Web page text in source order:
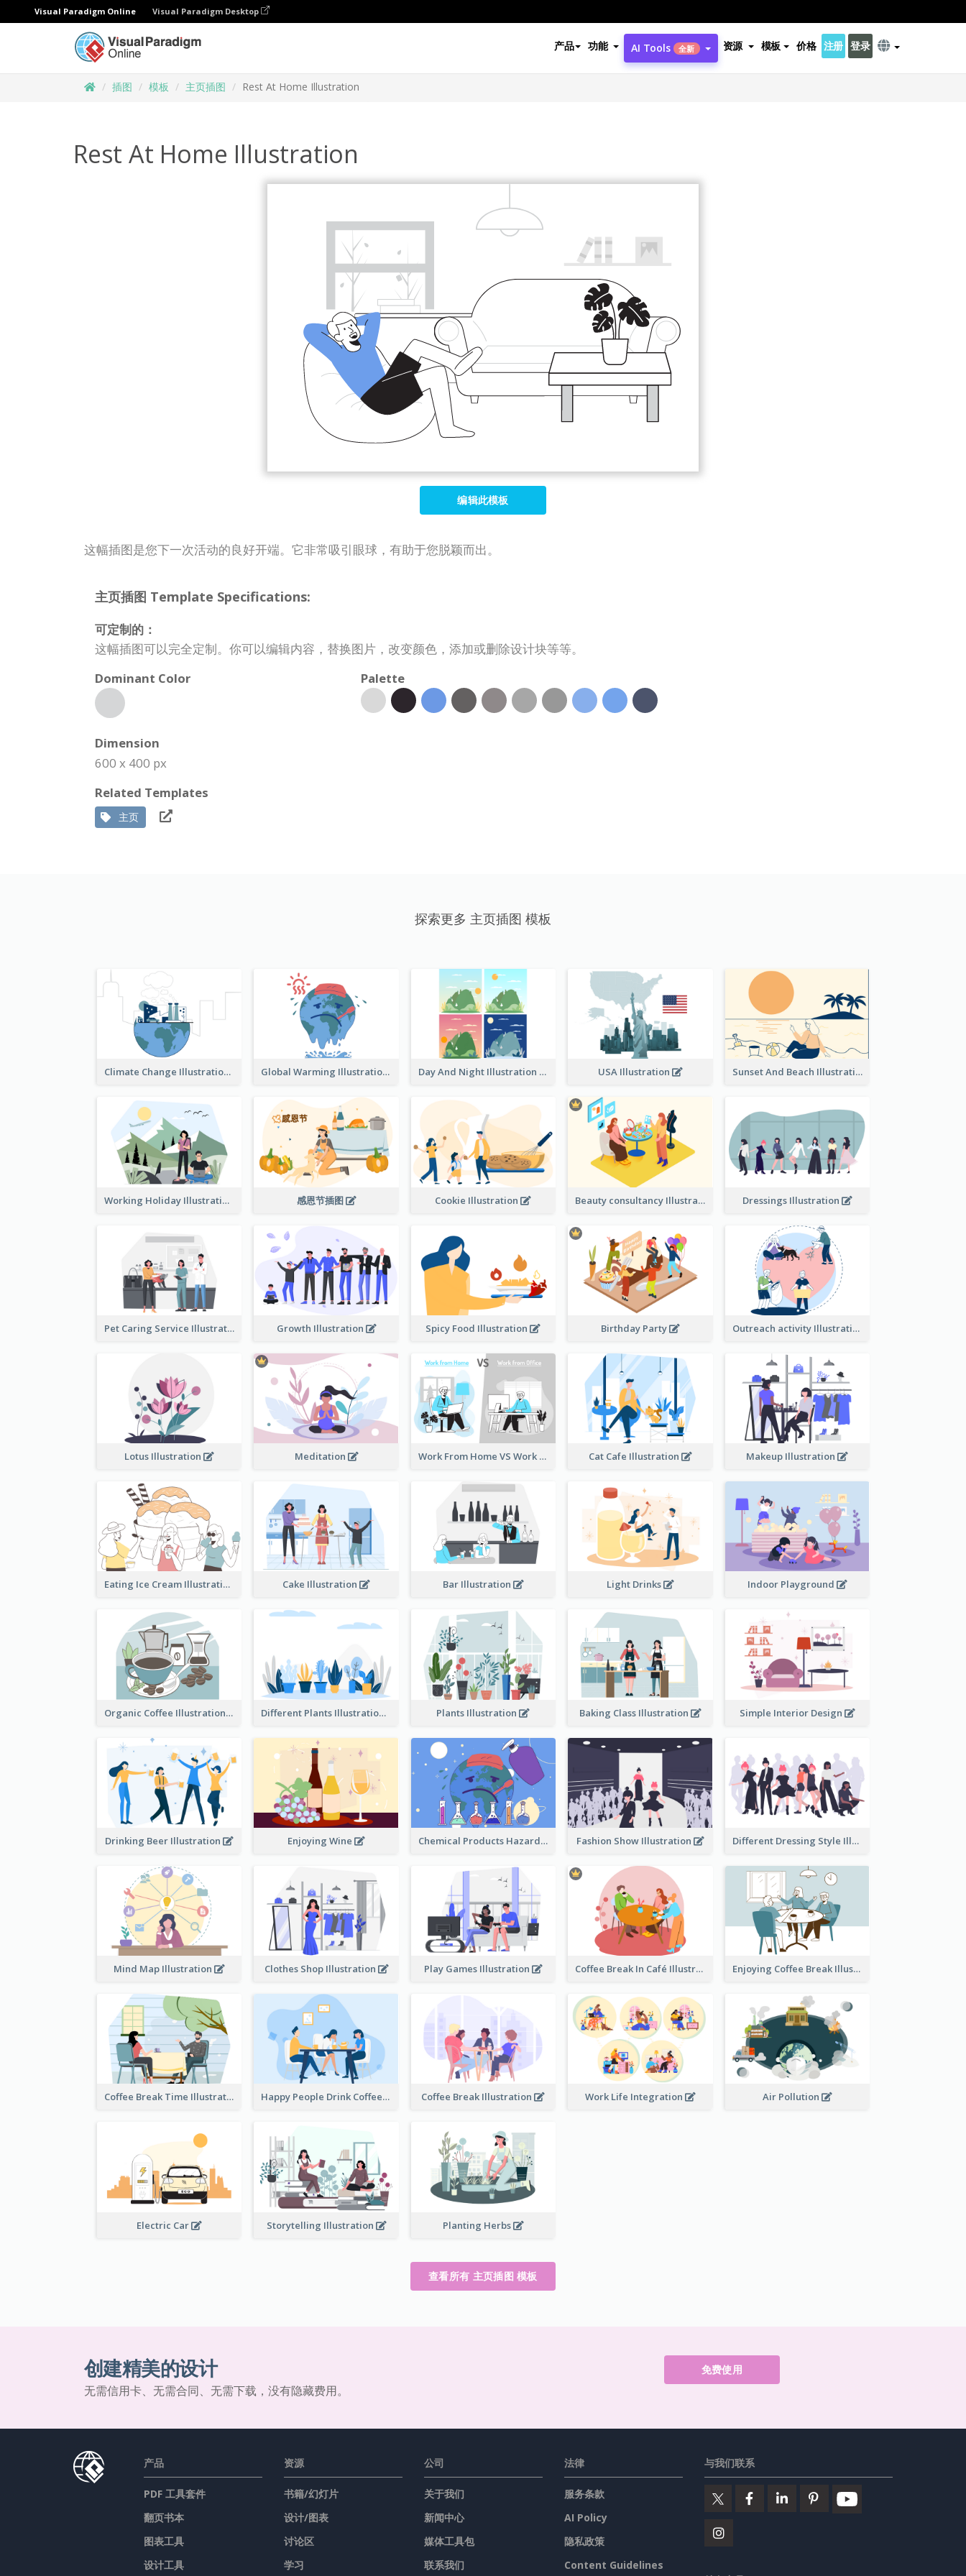
Visual Paradigm Online Visual Paradigm Desktop
产品 功能 AI Tools 全新 资源 模板 价格 注册 登录
插图 模板 主页插图 Rest At Home Illustration
Rest At Home Illustration
编辑此模板
这幅插图是您下一次活动的良好开端。它非常吸引眼球，有助于您脱颖而出。
主页插图 Template Specifications:
可定制的：
这幅插图可以完全定制。你可以编辑内容，替换图片，改变颜色，添加或删除设计块等等。
Dominant Color
Palette
Dimension
600 x 400 px
Related Templates
主页
探索更多 主页插图 模板
Climate Change Illustration Global Warming Illustration Day And Night Illustration USA Illustration Sunset And Beach Illustration
Working Holiday Illustration 感恩节插图 Cookie Illustration Beauty consultancy Illustration Dressings Illustration
Pet Caring Service Illustration Growth Illustration Spicy Food Illustration Birthday Party Outreach activity Illustration
Lotus Illustration Meditation Work From Home VS Work From Office Cat Cafe Illustration Makeup Illustration
Eating Ice Cream Illustration Cake Illustration Bar Illustration Light Drinks Indoor Playground
Organic Coffee Illustration Different Plants Illustration Plants Illustration Baking Class Illustration Simple Interior Design
Drinking Beer Illustration Enjoying Wine Chemical Products Hazarding The Earth Illustration Fashion Show Illustration Different Dressing Style Illustration
Mind Map Illustration Clothes Shop Illustration Play Games Illustration Coffee Break In Café Illustration Enjoying Coffee Break Illustration
Coffee Break Time Illustration Happy People Drink Coffee Illustration Coffee Break Illustration Work Life Integration Air Pollution
Electric Car Storytelling Illustration Planting Herbs
查看所有 主页插图 模板
创建精美的设计
无需信用卡、无需合同、无需下载，没有隐藏费用。
免费使用
产品
PDF 工具套件
翻页书本
图表工具
设计工具
资源
书籍/幻灯片
设计/图表
讨论区
学习
公司
关于我们
新闻中心
媒体工具包
联系我们
法律
服务条款
AI Policy
隐私政策
Content Guidelines
与我们联系